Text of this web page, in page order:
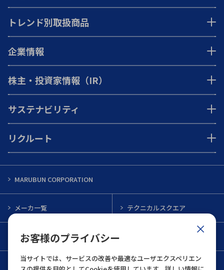
お客様のプライバシー
当サイトでは、サービスの改善や最適なユーザエクスペリエン
トレンド別取扱商品
企業情報
株主・投資家情報（IR）
サステナビリティ
リクルート
MARUBUN CORPORATION
メーカ一覧 テクニカルスクエア
インフォメーション
お問い合わせ